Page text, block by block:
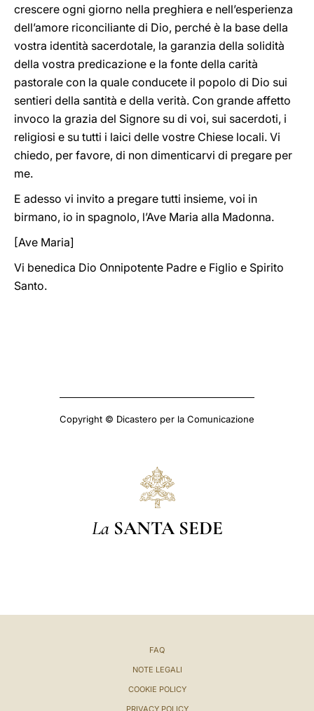
crescere ogni giorno nella preghiera e nell’esperienza
dell’amore riconciliante di Dio, perché è la base della
vostra identità sacerdotale, la garanzia della solidità
della vostra predicazione e la fonte della carità
pastorale con la quale conducete il popolo di Dio sui
sentieri della santità e della verità. Con grande affetto
invoco la grazia del Signore su di voi, sui sacerdoti, i
religiosi e su tutti i laici delle vostre Chiese locali. Vi
chiedo, per favore, di non dimenticarvi di pregare per
me.
E adesso vi invito a pregare tutti insieme, voi in
birmano, io in spagnolo, l’Ave Maria alla Madonna.
[Ave Maria]
Vi benedica Dio Onnipotente Padre e Figlio e Spirito
Santo.
Copyright © Dicastero per la Comunicazione
La SANTA SEDE
FAQ
NOTE LEGALI
COOKIE POLICY
PRIVACY POLICY